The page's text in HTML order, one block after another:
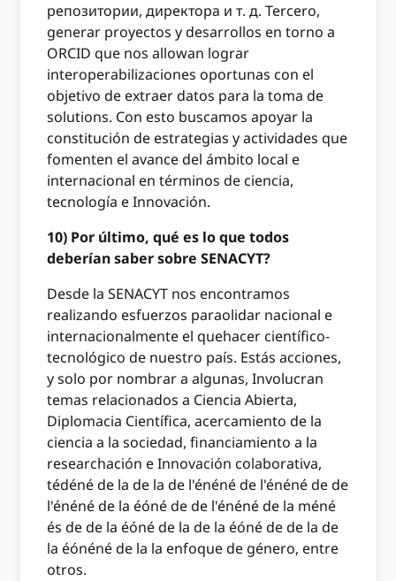
репозитории, директора и т. д. Tercero,
generar proyectos y desarrollos en torno a
ORCID que nos allowan lograr
interoperabilizaciones oportunas con el
objetivo de extraer datos para la toma de
solutions. Con esto buscamos apoyar la
constitución de estrategias y actividades que
fomenten el avance del ámbito local e
internacional en términos de ciencia,
tecnología e Innovación.
10) Por último, qué es lo que todos
deberían saber sobre SENACYT?
Desde la SENACYT nos encontramos
realizando esfuerzos paraolidar nacional e
internacionalmente el quehacer científico-
tecnológico de nuestro país. Estás acciones,
y solo por nombrar a algunas, Involucran
temas relacionados a Ciencia Abierta,
Diplomacia Científica, acercamiento de la
ciencia a la sociedad, financiamiento a la
researchación e Innovación colaborativa,
tédéné de la de la de l'énéné de l'énéné de de
l'énéné de la éóné de de l'énéné de la méné
és de de la éóné de la de la éóné de de la de
la éónéné de la la enfoque de género, entre
otros.